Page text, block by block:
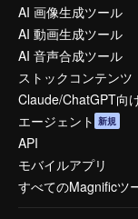
AI 画像生成ツール
AI 動画生成ツール
AI 音声合成ツール
ストックコンテンツ
Claude/ChatGPT向
エージェント 新規
API
モバイルアプリ
すべてのMagnificツ